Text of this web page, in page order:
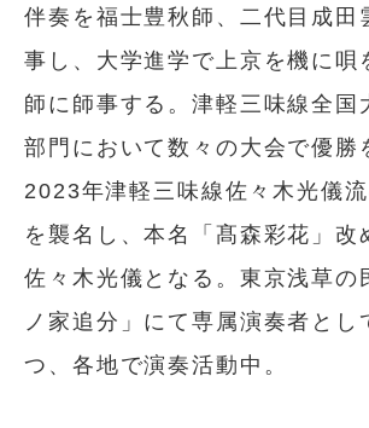
伴奏を福士豊秋師、二代目成田
事し、大学進学で上京を機に唄
師に師事する。津軽三味線全国
部門において数々の大会で優勝
2023年津軽三味線佐々木光儀
を襲名し、本名「髙森彩花」改
佐々木光儀となる。東京浅草の
ノ家追分」にて専属演奏者とし
つ、各地で演奏活動中。